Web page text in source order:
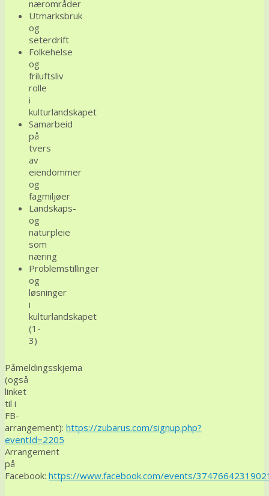
nærområder
Utmarksbruk
og
seterdrift
Folkehelse
og
friluftsliv
rolle
i
kulturlandskapet
Samarbeid
på
tvers
av
eiendommer
og
fagmiljøer
Landskaps-
og
naturpleie
som
næring
Problemstillinger
og
løsninger
i
kulturlandskapet
(1-
3)
Påmeldingsskjema
(også
linket
til i
FB-
arrangement): https://zubarus.com/signup.php?
eventId=2205
Arrangement
på
Facebook: https://www.facebook.com/events/